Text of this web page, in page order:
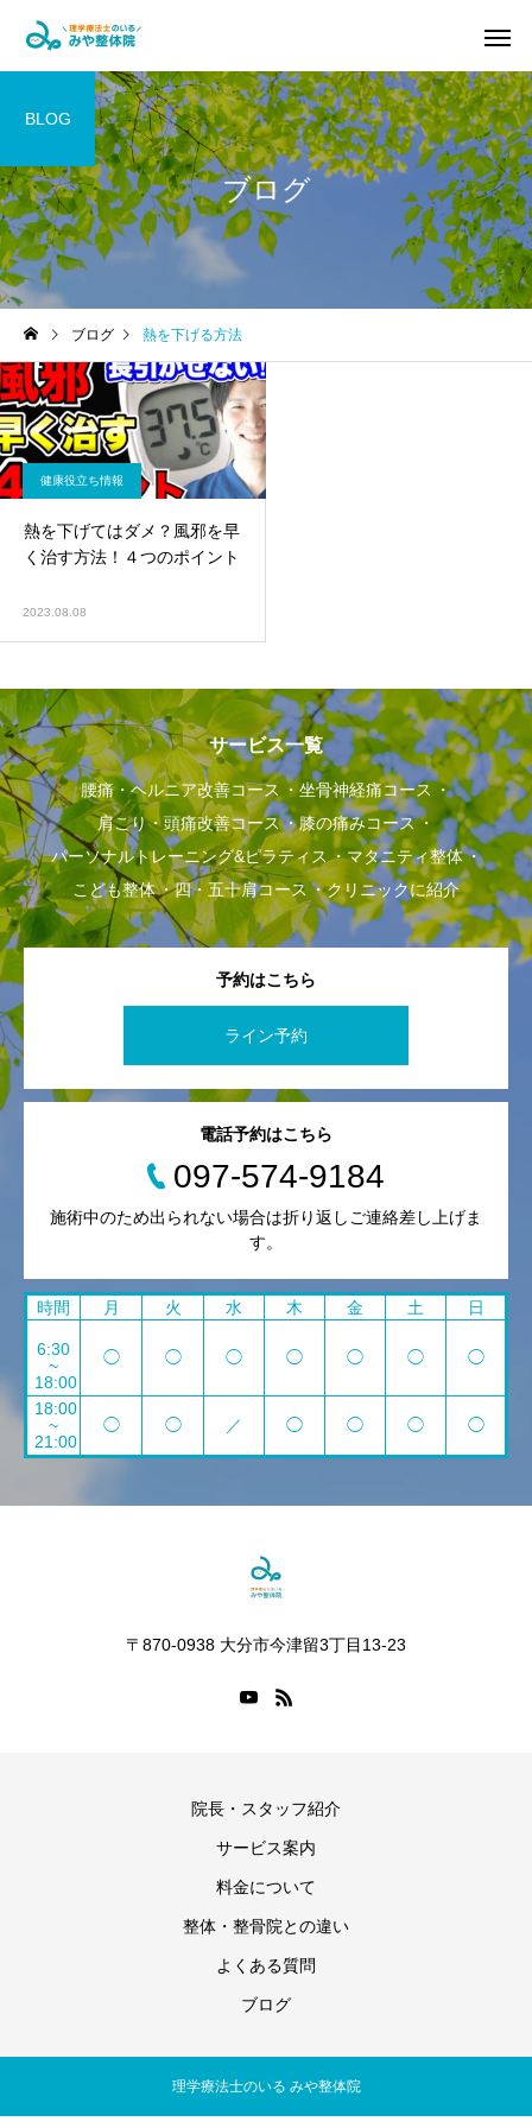
腰痛・ヘルニア改善コ
坐骨神経痛
パーソナルトレーニン
グ&ピラティス
ブログ
BLOG
ブログ 熱を下げる方法
健康役立ち情報
熱を下げてはダメ？風邪を早
く治す方法！４つのポイント
2023.08.08
サービス一覧
腰痛・ヘルニア改善コース
坐骨神経痛コース
肩こり・頭痛改善コース
膝の痛みコース
パーソナルトレーニング&ピラティス
マタニティ整体
こども整体
四・五十肩コース クリニックに紹介
予約はこちら
ライン予約
電話予約はこちら
097-574-9184
施術中のため出られない場合は折り返しご連絡差し上げま
す。
時間 月 火 水 木 金 土 日
6:30
~
18:00
◯ ◯ ◯ ◯ ◯ ◯ ◯
18:00
~
21:00
◯ ◯ ／ ◯ ◯ ◯ ◯
〒870-0938 大分市今津留3丁目13-23
院長・スタッフ紹介
サービス案内
料金について
整体・整骨院との違い
よくある質問
ブログ
理学療法士のいる みや整体院